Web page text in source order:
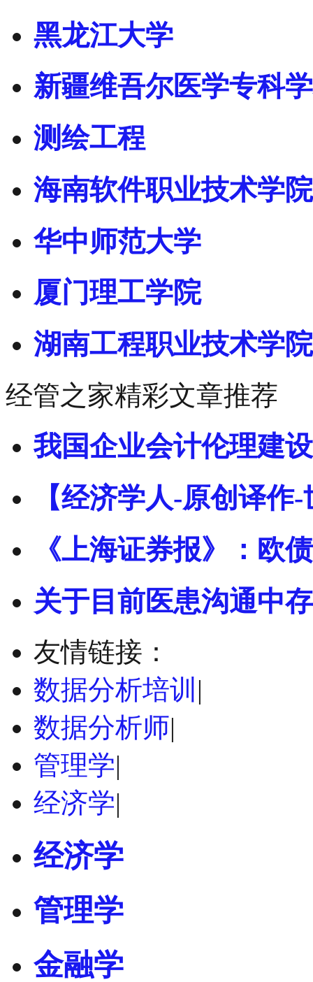
黑龙江大学
新疆维吾尔医学专科
测绘工程
海南软件职业技术学院
华中师范大学
厦门理工学院
湖南工程职业技术学院
经管之家精彩文章推荐
我国企业会计伦理建
【经济学人-原创译作-
《上海证券报》：欧
关于目前医患沟通中
友情链接：
数据分析培训 |
数据分析师|
管理学|
经济学|
经济学
管理学
金融学